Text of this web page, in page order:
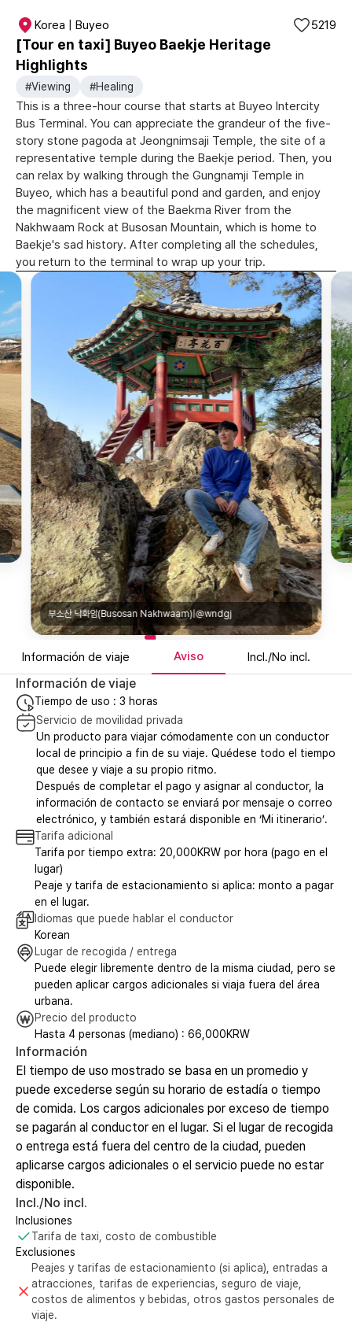
Korea | Buyeo
[Tour en taxi] Buyeo Baekje Heritage
Highlights
5219
#Viewing #Healing
This is a three-hour course that starts at Buyeo Intercity
Bus Terminal. You can appreciate the grandeur of the five-
story stone pagoda at Jeongnimsaji Temple, the site of a
representative temple during the Baekje period. Then, you
can relax by walking through the Gungnamji Temple in
Buyeo, which has a beautiful pond and garden, and enjoy
the magnificent view of the Baekma River from the
Nakhwaam Rock at Busosan Mountain, which is home to
Baekje's sad history. After completing all the schedules,
you return to the terminal to wrap up your trip.
부소산 낙화암(Busosan Nakhwaam)|@wndgj
Información de viaje Aviso Incl./No incl.
Información de viaje
Tiempo de uso : 3 horas
Servicio de movilidad privada
Un producto para viajar cómodamente con un conductor
local de principio a fin de su viaje. Quédese todo el tiempo
que desee y viaje a su propio ritmo.
Después de completar el pago y asignar al conductor, la
información de contacto se enviará por mensaje o correo
electrónico, y también estará disponible en ‘Mi itinerario’.
Tarifa adicional
Tarifa por tiempo extra: 20,000KRW por hora (pago en el
lugar)
Peaje y tarifa de estacionamiento si aplica: monto a pagar
en el lugar.
Idiomas que puede hablar el conductor
Korean
Lugar de recogida / entrega
Puede elegir libremente dentro de la misma ciudad, pero se
pueden aplicar cargos adicionales si viaja fuera del área
urbana.
Precio del producto
Hasta 4 personas (mediano) : 66,000KRW
Información
El tiempo de uso mostrado se basa en un promedio y
puede excederse según su horario de estadía o tiempo
de comida. Los cargos adicionales por exceso de tiempo
se pagarán al conductor en el lugar. Si el lugar de recogida
o entrega está fuera del centro de la ciudad, pueden
aplicarse cargos adicionales o el servicio puede no estar
disponible.
Incl./No incl.
Inclusiones
Tarifa de taxi, costo de combustible
Exclusiones
Peajes y tarifas de estacionamiento (si aplica), entradas a
atracciones, tarifas de experiencias, seguro de viaje,
costos de alimentos y bebidas, otros gastos personales de
viaje.